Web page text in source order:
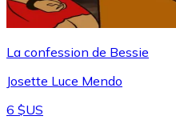
La confession de Bessie
Josette Luce Mendo
6 $US